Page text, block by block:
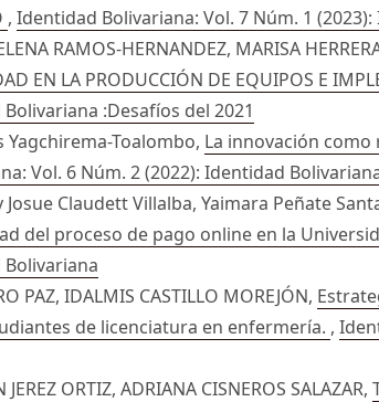
,Identidad Bolivariana: Vol. 7 Núm. 1
RAMOS-HERNANDEZ, MARISA
EN LA PRODUCCIÓN DE EQUIPOS E
:Desafíos del 2021
Yagchirema-Toalombo, La innovación
Vol. 6 Núm. 2 (2022): Identidad
Claudett Villalba, Yaimara Peñate
del proceso de pago online en la
Bolivariana
PAZ, IDALMIS CASTILLO MOREJÓN,
de licenciatura en enfermería. ,
ORTIZ, ADRIANA CISNEROS SALAZAR,